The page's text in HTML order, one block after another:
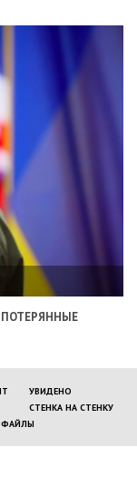
ПОТЕРЯННЫЕ
УВИДЕНО
СТЕНКА НА СТЕНКУ